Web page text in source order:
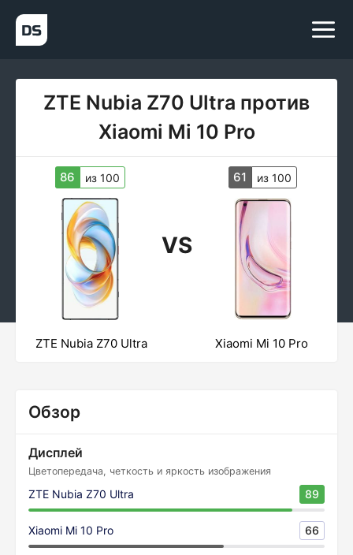
ZTE Nubia Z70 Ultra против
Xiaomi Mi 10 Pro
86 из 100
VS
61 из 100
ZTE Nubia Z70 Ultra Xiaomi Mi 10 Pro
Обзор
Дисплей
Цветопередача, четкость и яркость изображения
ZTE Nubia Z70 Ultra 89
Xiaomi Mi 10 Pro 66